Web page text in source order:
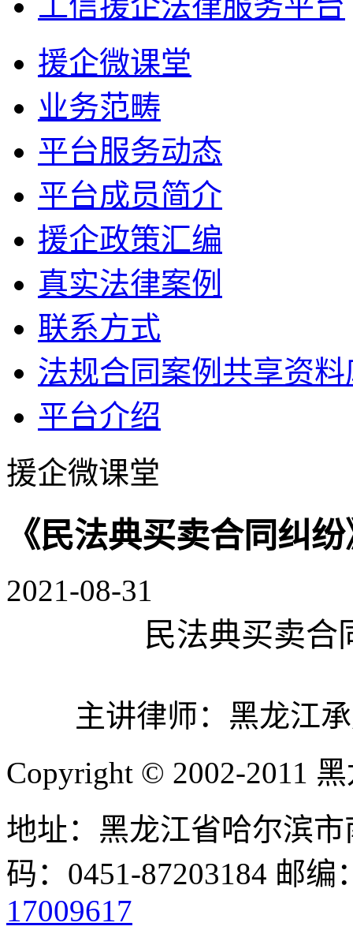
援企微课堂
业务范畴
平台服务动态
平台成员简介
援企政策汇编
真实法律案例
联系方式
法规合同案例共享资料
平台介绍
援企微课堂
《民法典买卖合同纠
2021-08-31
民法典买卖合
主讲律师：黑龙江
Copyright © 2002-2011
地址：黑龙江省哈尔滨
码：0451-87203184 邮编
17009617